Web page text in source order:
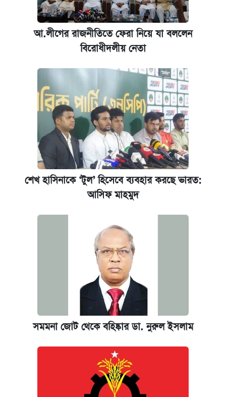
ঢাবি আইবিএর এক্সিকিউটিভ এমবিএতে ভর্তি শুরু,
আবেদন ১২ আগস্ট পর্যন্ত
আ.লীগের রাজনীতিতে ফেরা নিয়ে যা বললেন
বিরোধীদলীয় নেতা
শেখ হাসিনাকে ‘টুল’ হিসেবে ব্যবহার করছে ভারত:
আসিফ মাহমুদ
সমমনা জোট থেকে বহিষ্কার ডা. নুরুল ইসলাম